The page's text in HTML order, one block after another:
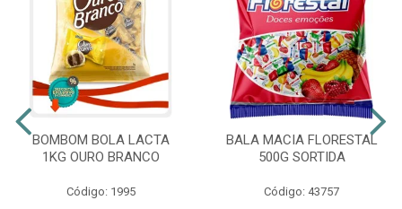
BOMBOM BOLA LACTA
1KG OURO BRANCO
Código: 1995
BALA MACIA FLORESTAL
500G SORTIDA
Código: 43757